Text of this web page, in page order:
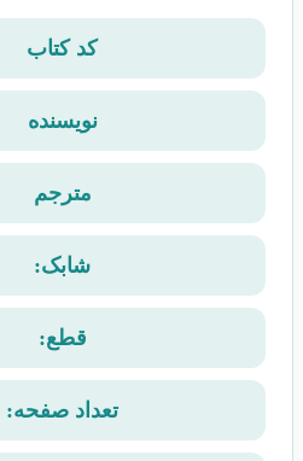
کد کتاب
نویسنده
مترجم
شابک:
قطع:
تعداد صفحه: